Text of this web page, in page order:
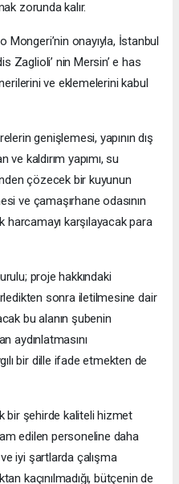
zorunda kalır.
Mongeri’nin onayıyla, İstanbul
Zaglioli’ nin Mersin’ e has
ve eklemelerini kabul
genişlemesi, yapının dış
kaldırım yapımı, su
çözecek bir kuyunun
ve çamaşırhane odasının
harcamayı karşılayacak para
proje hakkındaki
sonra iletilmesine dair
bu alanın şubenin
aydınlatmasını
bir dille ifade etmekten de
bir şehirde kaliteli hizmet
edilen personeline daha
iyi şartlarda çalışma
kaçınılmadığı, bütçenin de